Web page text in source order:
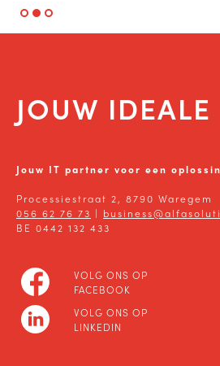
JOUW
Jouw IT partner voor een
Processiestraat 2, 8790 Waregem
056 62 76 73 |
BE 0442 132 433
VOLG ONS OP
FACEBOOK
VOLG ONS OP
LINKEDIN